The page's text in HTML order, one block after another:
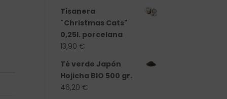
Tisanera
"Christmas Cats"
0,25l. porcelana
13,90 €
Té verde Japón
Hojicha BIO 500 gr.
46,20 €